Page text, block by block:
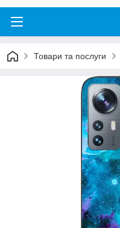
Товари та послуги